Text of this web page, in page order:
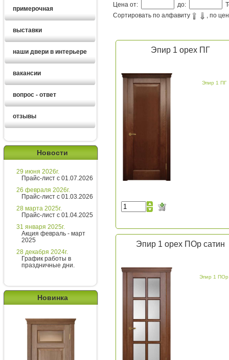
примерочная
выставки
наши двери в интерьере
вакансии
вопрос - ответ
отзывы
Новости
29 июня 2026г.
Прайс-лист с 01.07.2026
26 февраля 2026г.
Прайс-лист с 01.03.2026
28 марта 2025г.
Прайс-лист с 01.04.2025
31 января 2025г.
Акция февраль - март
2025
28 декабря 2024г.
График работы в
праздничные дни.
Новинка
Цена от: до:
Сортировать по алфавиту
, по
Эпир 1 орех ПГ
Эпир 1 ПГ
Эпир 1 орех ПОр сатин
Эпир 1 ПОр
Введите сообщение
Екатерина
Здравствуйте!
Хотите получить расчет
стоимости за 5 минут?
Напишите мне и я все расскажу
подробно!